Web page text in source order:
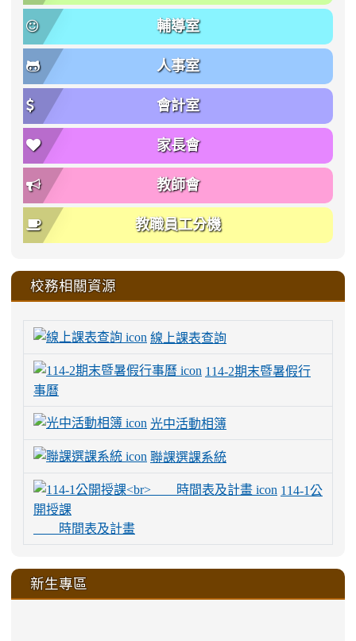
輔導室
人事室
會計室
家長會
教師會
教職員工分機
校務相關資源
線上課表查詢
114-2期末暨暑假行
事曆
光中活動相簿
聯課選課系統
114-1公
開授課
時間表及計畫
新生專區